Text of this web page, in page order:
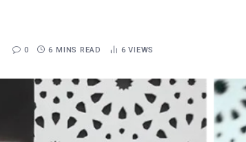
0 6 MINS READ 6VIEWS